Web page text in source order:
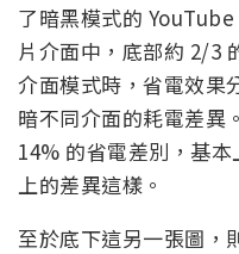
了暗黑模式的
片介面中，底部約 2/3
介面模式時，省電效果
暗不同介面的耗電差異
14% 的省電差別，基
上的差異這樣。
至於底下這另一張圖，